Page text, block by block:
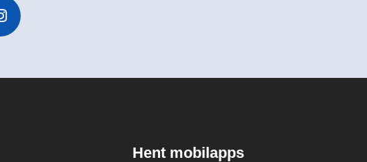
Hent mobilapps